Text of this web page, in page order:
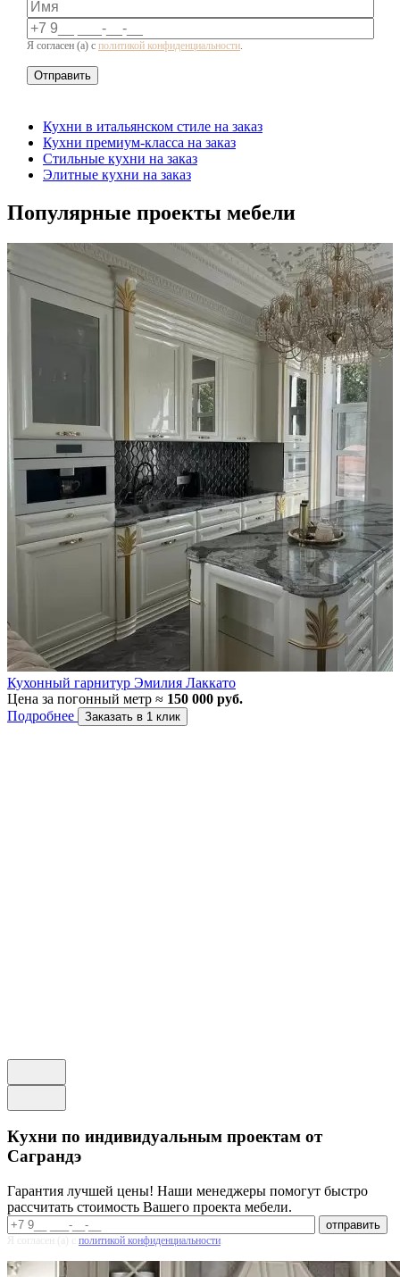
Я согласен (а) с политикой конфиденциальности.
Кухни в итальянском стиле на заказ
Кухни премиум-класса на заказ
Стильные кухни на заказ
Элитные кухни на заказ
Популярные проекты мебели
Кухонный гарнитур Эмилия Лаккато
Цена за погонный метр ≈ 150 000 руб.
Подробнее
Заказать в 1 клик
Кухни по индивидуальным проектам от
Саграндэ
Гарантия лучшей цены! Наши менеджеры помогут быстро
рассчитать стоимость Вашего проекта мебели.
Я согласен (а) с политикой конфиденциальности